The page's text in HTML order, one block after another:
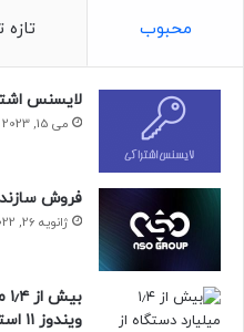
حتما بخوانید :
منبع : زومیت
فناوری
محبوب تازه
لایسنس
می 15, 2023
فروش
ژانویه 26, 2022
ویندوز ۱۱ استفاده می‌کنند